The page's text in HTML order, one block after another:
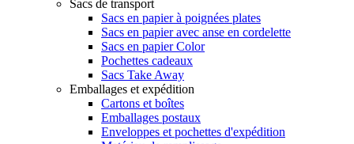
Sacs de transport
Sacs en papier à poignées plates
Sacs en papier avec anse en cordelette
Sacs en papier Color
Pochettes cadeaux
Sacs Take Away
Emballages et expédition
Cartons et boîtes
Emballages postaux
Enveloppes et pochettes d'expédition